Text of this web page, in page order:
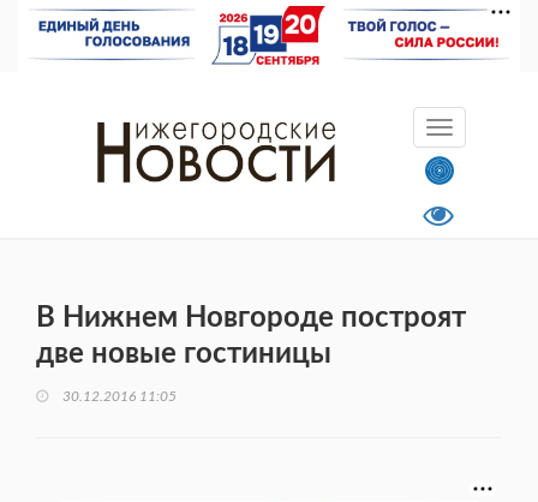
В Нижнем Новгороде построят
две новые гостиницы
30.12.2016 11:05